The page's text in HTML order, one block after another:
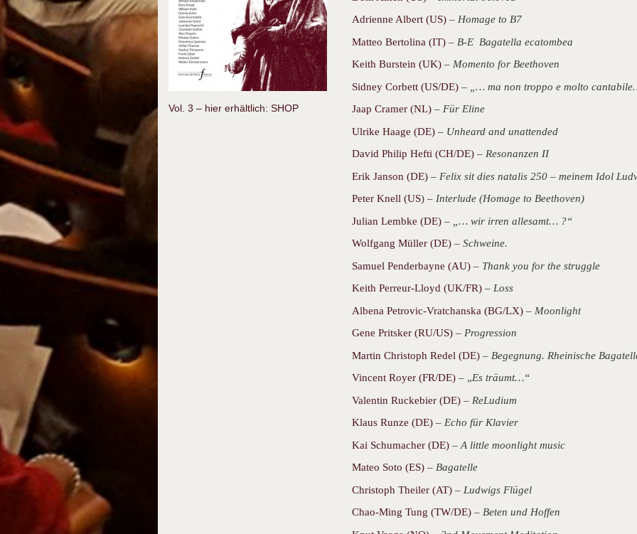
Vol. 3 – hier erhältlich: SHOP
Adrienne Albert (US) – Homage to B7
Matteo Bertolina (IT) – B-E Bagatella ecatombea
Keith Burstein (UK) – Momento for Beethoven
Sidney Corbett (US/DE) –
„… ma non troppo e molto
Jaap Cramer (NL) – Für Eline
Ulrike Haage (DE) – Unheard and unattended
David Philip Hefti (CH/DE) – Resonanzen II
Erik Janson (DE) – Felix sit dies natalis 250 – meinem Idol
Peter Knell (US) – Interlude (Homage to Beethoven)
Julian Lembke (DE) –
„… wir irren allesamt… ?“
Wolfgang Müller (DE) – Schweine.
Samuel Penderbayne (AU) – Thank you for the struggle
Keith Perreur-Lloyd (UK/FR) – Loss
Albena Petrovic-Vratchanska (BG/LX) – Moonlight
Gene Pritsker (RU/US) – Progression
Martin Christoph Redel (DE) – Begegnung. Rheinische
Vincent Royer (FR/DE) – „Es träumt…“
Valentin Ruckebier (DE) – ReLudium
Klaus Runze (DE) – Echo für Klavier
Kai Schumacher (DE) – A little moonlight music
Mateo Soto (ES) – Bagatelle
Christoph Theiler (AT) – Ludwigs Flügel
Chao-Ming Tung (TW/DE) – Beten und Hoffen